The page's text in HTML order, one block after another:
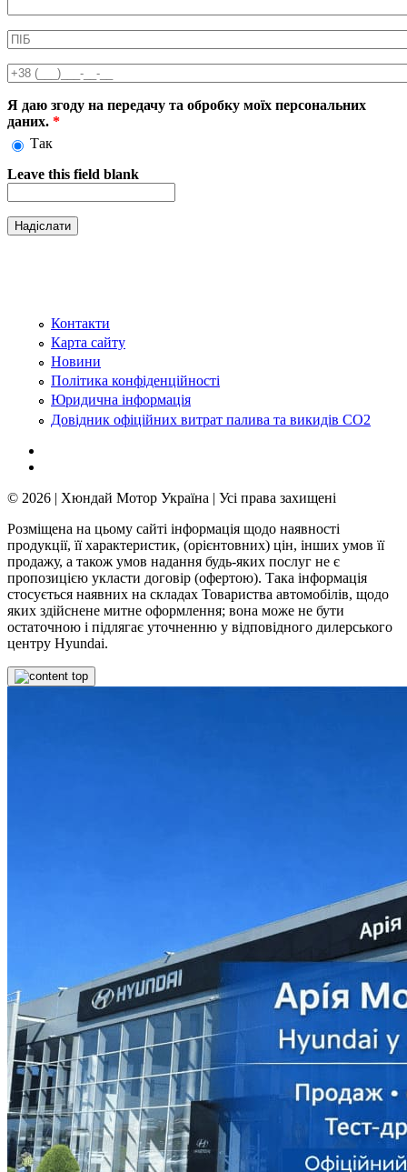
ПІБ
Телефон
Я даю згоду на передачу та обробку моїх персональних
даних. *
Так
Leave this field blank
Контакти
Карта сайту
Новини
Політика конфіденційності
Юридична інформація
Довідник офіційних витрат палива та викидів СО2
© 2026 | Хюндай Мотор Україна | Усі права захищені
Розміщена на цьому сайті інформація щодо наявності
продукції, її характеристик, (орієнтовних) цін, інших умов її
продажу, а також умов надання будь-яких послуг не є
пропозицією укласти договір (офертою). Така інформація
стосується наявних на складах Товариства автомобілів, щодо
яких здійснене митне оформлення; вона може не бути
остаточною і підлягає уточненню у відповідного дилерського
центру Hyundai.